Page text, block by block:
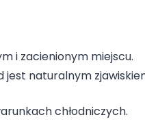
i zacienionym miejscu.
jest naturalnym
chłodniczych.